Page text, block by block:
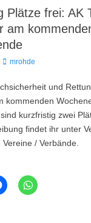
Plätze frei: AK
am
Autor
mrohde
und
kommenden
kurzfristig zwei
findet ihr unter
/ Verbände.